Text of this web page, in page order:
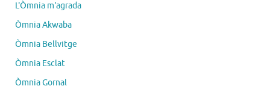
L'Òmnia m'agrada
Òmnia Akwaba
Òmnia Bellvitge
Òmnia Esclat
Òmnia Gornal